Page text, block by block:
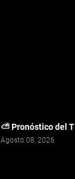
⛅ Pronóstico del
Agosto 08, 2026